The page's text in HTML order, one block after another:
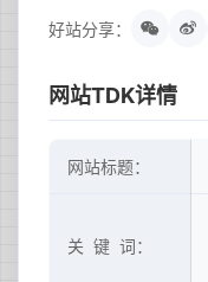
好站分享：
网站TDK详情
网站标题：
关 键 词：